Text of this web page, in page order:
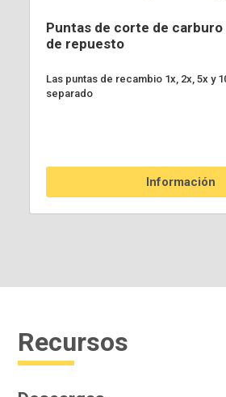
Puntas de corte de
de repuesto
Las puntas de recambio 1x, 2x, 5x y
separado
Información
Recursos